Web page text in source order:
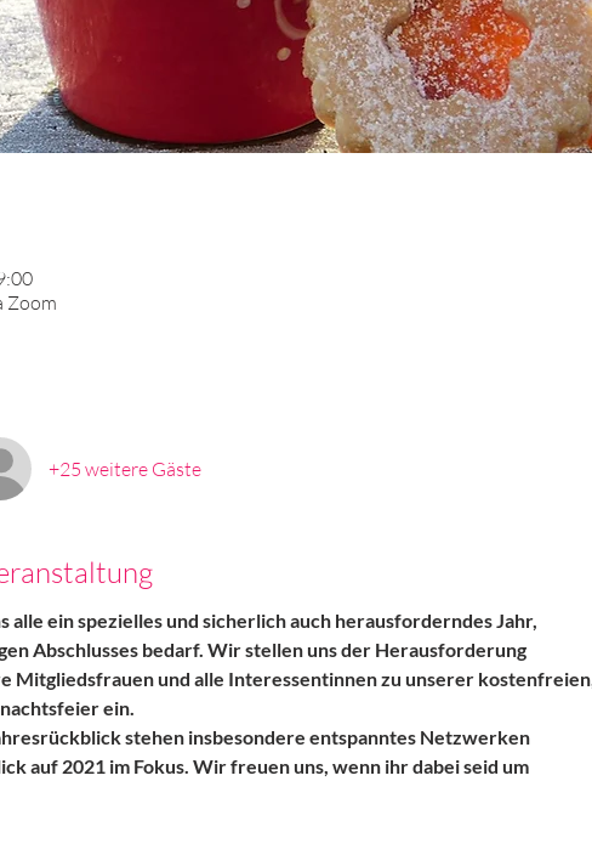
Zoom
+25 weitere Gäste
alle ein spezielles und sicherlich auch herausforderndes Jahr,
Abschlusses bedarf. Wir stellen uns der Herausforderung
Mitgliedsfrauen und alle Interessentinnen zu unserer kostenfreien,
ein.
stehen insbesondere entspanntes Netzwerken
auf 2021 im Fokus. Wir freuen uns, wenn ihr dabei seid um